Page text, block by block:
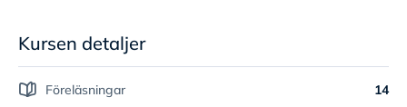
Kursen detaljer
Föreläsningar 14